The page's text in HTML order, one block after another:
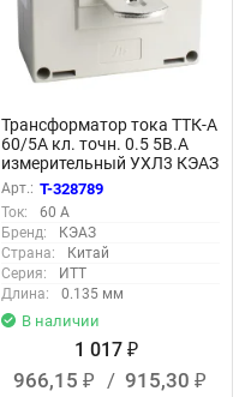
Трансформатор тока ТТК-А
60/5А кл. точн. 0.5 5В.А
измерительный УХЛ3 КЭАЗ
219610
Арт.: T-328789
Ток:
60 А
Бренд:
КЭАЗ
Страна:
Китай
Серия:
ИТТ
Длина:
0.135 мм
В наличии
1 017 ₽
966,15 ₽ / 915,30 ₽